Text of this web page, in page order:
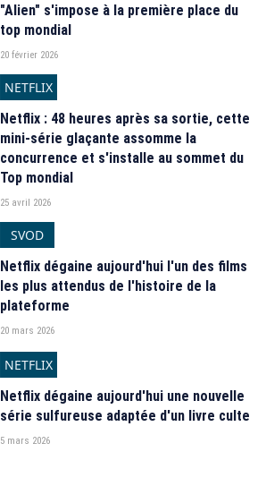
"Alien" s'impose à la première place du
top mondial
20 février 2026
NETFLIX
Netflix : 48 heures après sa sortie, cette
mini-série glaçante assomme la
concurrence et s'installe au sommet du
Top mondial
25 avril 2026
SVOD
Netflix dégaine aujourd'hui l'un des films
les plus attendus de l'histoire de la
plateforme
20 mars 2026
NETFLIX
Netflix dégaine aujourd'hui une nouvelle
série sulfureuse adaptée d'un livre culte
5 mars 2026